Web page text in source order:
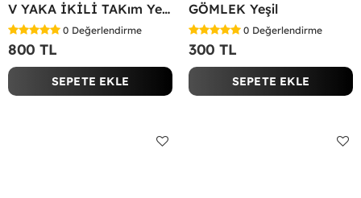
V YAKA İKİLİ TAKım Yeşil
0 Değerlendirme
800 TL
SEPETE EKLE
GÖMLEK Yeşil
0 Değerlendirme
300 TL
SEPETE EKLE